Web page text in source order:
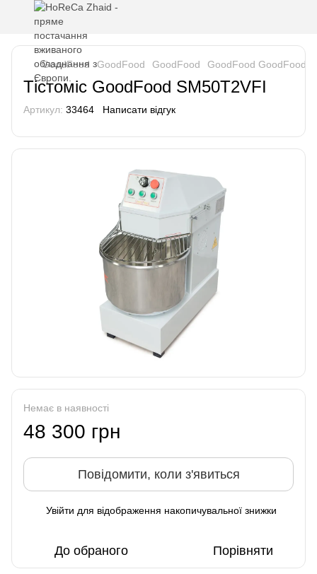
GoodFood GoodFood GoodFood GoodFood GoodFood
Тістоміс GoodFood SM50T2VFI
Артикул: 33464 Написати відгук
Немає в наявності
48 300 грн
Повідомити, коли з'явиться
Увійти для відображення накопичувальної знижки
До обраного Порівняти